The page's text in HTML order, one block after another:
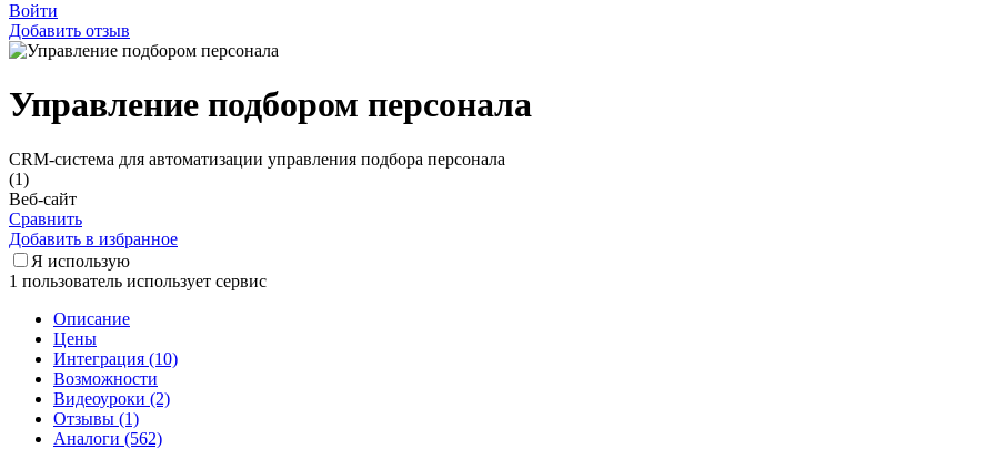
Войти
Добавить отзыв
Управление подбором персонала
CRM-система для автоматизации управления подбора персонала
(1)
Веб-сайт
Сравнить
Добавить в избранное
Я использую
1 пользователь использует сервис
Описание
Цены
Интеграция (10)
Возможности
Видеоуроки (2)
Отзывы (1)
Аналоги (562)